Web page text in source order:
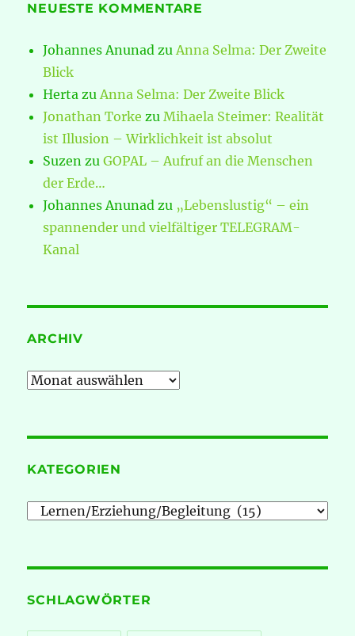
NEUESTE KOMMENTARE
Johannes Anunad zuAnna Selma: Der Zweite
Blick
Herta zuAnna Selma: Der Zweite Blick
Jonathan Torke zuMihaela Steimer: Realität
ist Illusion – Wirklichkeit ist absolut
Suzen zuGOPAL – Aufruf an die Menschen
der Erde…
Johannes Anunad zu „Lebenslustig“ – ein
spannender und vielfältiger TELEGRAM-
Kanal
ARCHIV
Archiv
KATEGORIEN
Kategorien
SCHLAGWÖRTER